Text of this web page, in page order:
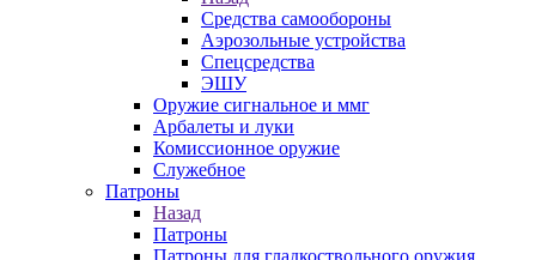
Средства самообороны
Аэрозольные устройства
Спецсредства
ЭШУ
Оружие сигнальное и ммг
Арбалеты и луки
Комиссионное оружие
Служебное
Патроны
Назад
Патроны
Патроны для гладкоствольного оружия